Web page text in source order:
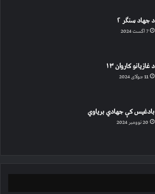
د جهاد سنګر ۲
7 اگست 2024
د غازیانو کاروان ۱۳
11 جولای 2024
بادغیس کې جهادي بریاوي
20 نوومبر 2024